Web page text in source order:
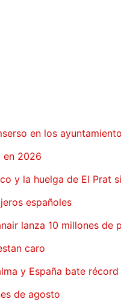
en los
en 2026
y la huelga de El Prat
españoles
lanza 10 millones de
caro
y España bate
de agosto